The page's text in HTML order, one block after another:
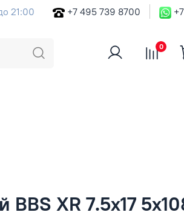
21:00 +7 495 739 8700
0
BBS XR 7.5x17